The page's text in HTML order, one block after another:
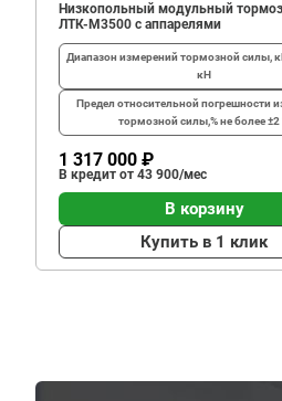
Низкопольный модульный
ЛТК-М3500 с аппарелями
Диапазон измерений тормозной силы,
кН
Предел относительной погрешности
тормозной силы,%не более ±2
1 317 000 ₽
В кредит от 43 900/мес
В корзину
Купить в 1 клик